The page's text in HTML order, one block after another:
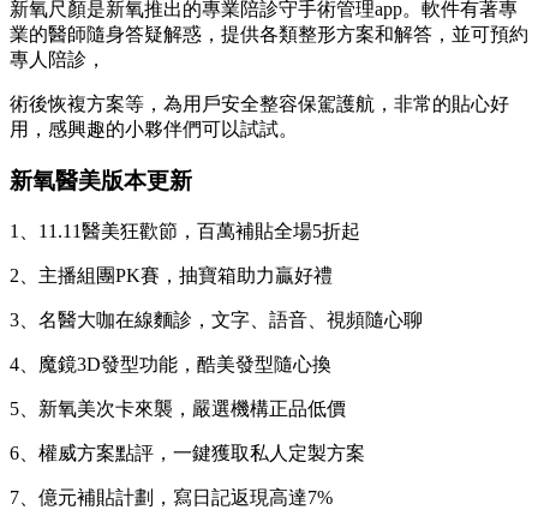
新氧尺顏是新氧推出的專業陪診守手術管理app。軟件有著專
業的醫師隨身答疑解惑，提供各類整形方案和解答，並可預約
專人陪診，
術後恢複方案等，為用戶安全整容保駕護航，非常的貼心好
用，感興趣的小夥伴們可以試試。
新氧醫美版本更新
1、11.11醫美狂歡節，百萬補貼全場5折起
2、主播組團PK賽，抽寶箱助力贏好禮
3、名醫大咖在線麵診，文字、語音、視頻隨心聊
4、魔鏡3D發型功能，酷美發型隨心換
5、新氧美次卡來襲，嚴選機構正品低價
6、權威方案點評，一鍵獲取私人定製方案
7、億元補貼計劃，寫日記返現高達7%